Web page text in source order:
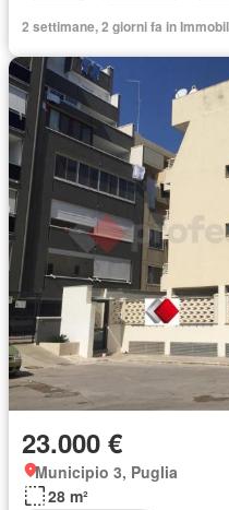
2 settimane, 2 giorni fa in
23.000 €
Municipio 3, Puglia
28 m²